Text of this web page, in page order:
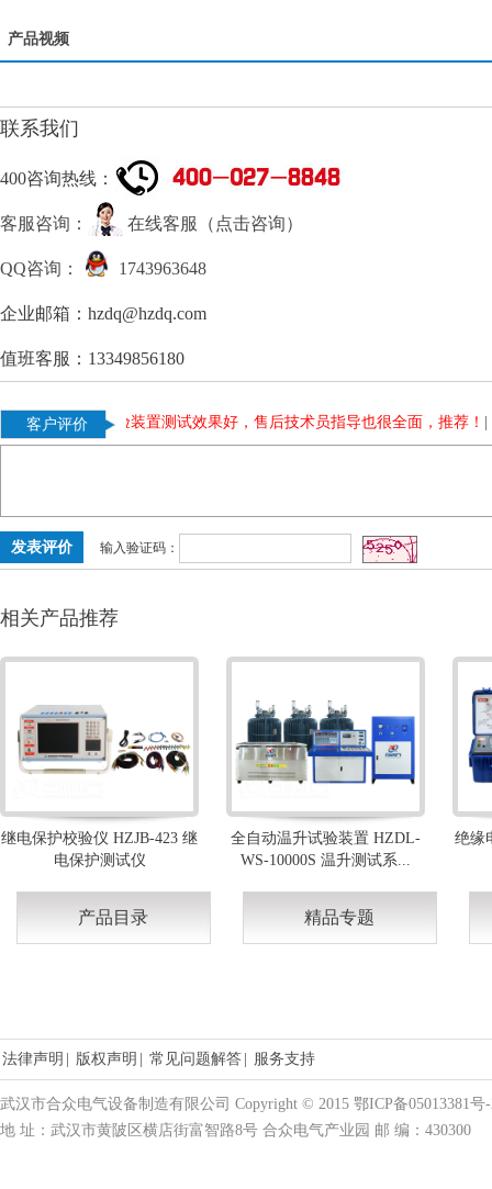
产品视频
联系我们
400咨询热线：
客服咨询： 在线客服（点击咨询）
QQ咨询： 1743963648
企业邮箱：hzdq@hzdq.com
值班客服：13349856180
客户评价 |
温升试验装置测试效果好，售后技术员指导也很全面，推荐！
输入验证码：
相关产品推荐
继电保护校验仪 HZJB-423 继
电保护测试仪
全自动温升试验装置 HZDL-
WS-10000S 温升测试系...
绝缘
产品目录 精品专题
法律声明 版权声明 常见问题解答 服务支持
武汉市合众电气设备制造有限公司 Copyright © 2015 鄂ICP备05013381号
地 址：武汉市黄陂区横店街富智路8号 合众电气产业园 邮 编：430300